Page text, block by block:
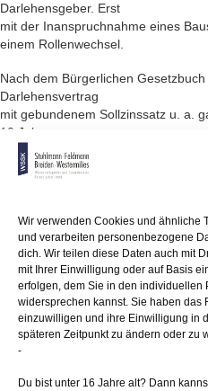
Wir verwenden Cookies und ähnliche
und verarbeiten personenbezogene
dich. Wir teilen diese Daten auch mit
mit Ihrer Einwilligung oder auf Basis
erfolgen, dem Sie in den individuellen
widersprechen kannst. Sie haben das
einzuwilligen und ihre Einwilligung in
späteren Zeitpunkt zu ändern oder zu
-
Du bist unter 16 Jahre alt? Dann
Darlehensgeber. Erst
mit der Inanspruchnahme eines
einem Rollenwechsel.
Nach dem Bürgerlichen
Darlehensvertrag
mit gebundenem Sollzinssatz u. a.
10 Jahren
nach dem vollständigen Empfang
Kündigungsfrist
über die Zeit der Rückzahlung
tritt der Zeitpunkt dieser
Empfangs.
Die BGH-Richter entschieden, dass
auch
zugunsten einer Bausparkasse als
Bausparkasse